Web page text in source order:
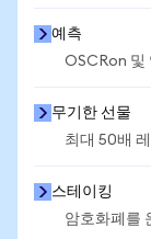
예측
OSCRon 및
무기한 선물
최대 50배
스테이킹
암호화폐를